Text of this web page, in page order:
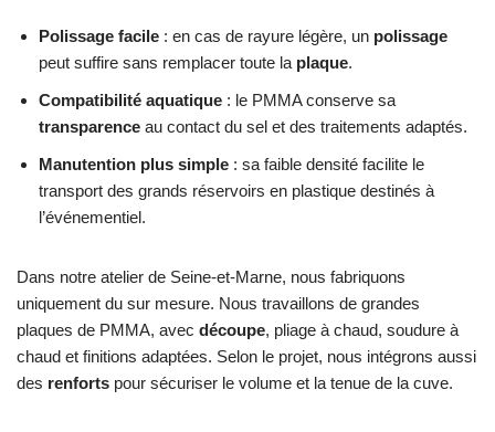
Polissage facile : en cas de rayure légère, un polissage
peut suffire sans remplacer toute la plaque.
Compatibilité aquatique : le PMMA conserve sa
transparence au contact du sel et des traitements adaptés.
Manutention plus simple : sa faible densité facilite le
transport des grands réservoirs en plastique destinés à
l’événementiel.
Dans notre atelier de Seine-et-Marne, nous fabriquons
uniquement du sur mesure. Nous travaillons de grandes
plaques de PMMA, avec découpe, pliage à chaud, soudure à
chaud et finitions adaptées. Selon le projet, nous intégrons aussi
des renforts pour sécuriser le volume et la tenue de la cuve.